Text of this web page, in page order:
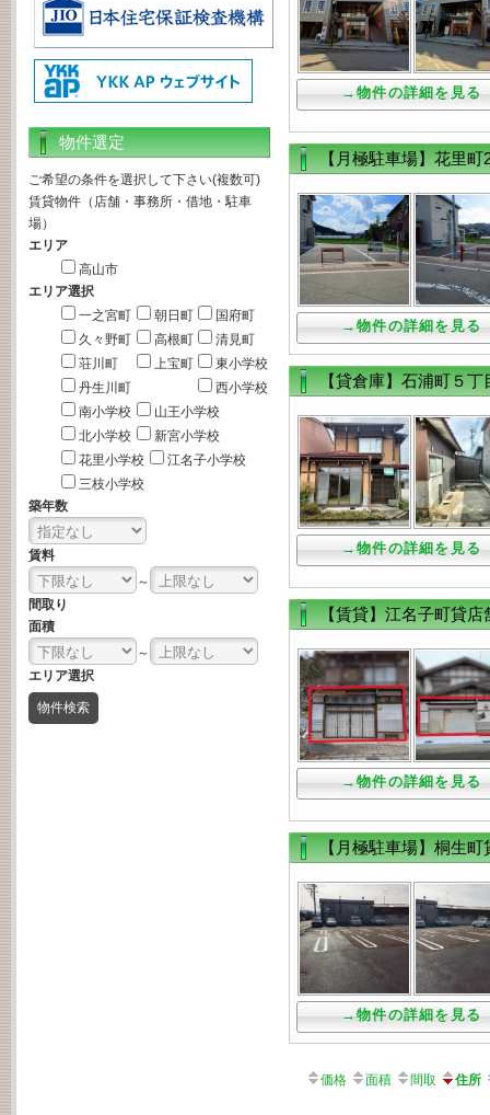
→物件の詳細を見る
【月極駐車場】花
→物件の詳細を見る
【貸倉庫】石浦町５
→物件の詳細を見る
【賃貸】江名子町貸店
→物件の詳細を見る
【月極駐車場】桐生
→物件の詳細を見る
価格 面積 間取 住所
物件選定
ご希望の条件を選択して下さい(複数可)
賃貸物件（店舗・事務所・借地・駐車
場）
エリア
高山市
エリア選択
一之宮町
久々野町
朝日町
高根町
国府町
清見町
荘川町
丹生川町
上宝町
東小学校
西小学校
南小学校
北小学校
山王小学校
新宮小学校
花里小学校
三枝小学校
江名子小学校
築年数
賃料
～
間取り
面積
～
エリア選択